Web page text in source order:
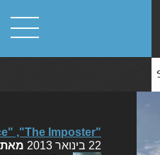
"Compliance" ,"The Imposter" ואמנות בניית הנראטיב
22 בינואר 2013